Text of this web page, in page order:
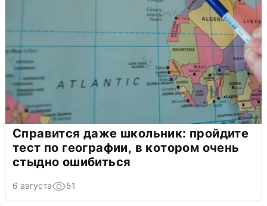
Справится даже школьник: пройдите
тест по географии, в котором очень
стыдно ошибиться
6 августа 51